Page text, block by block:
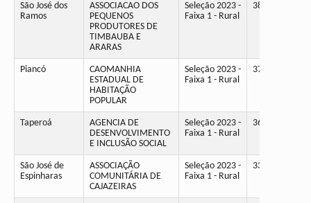
São José dos
Ramos
ASSOCIACAO DOS
PEQUENOS
PRODUTORES DE
TIMBAUBA E
ARARAS
Seleção 2023 -
Faixa 1 - Rural
38
Piancó
CAOMANHIA
ESTADUAL DE
HABITAÇÃO
POPULAR
Seleção 2023 -
Faixa 1 - Rural
37
Taperoá
AGENCIA DE
DESENVOLVIMENTO
E INCLUSÃO SOCIAL
Seleção 2023 -
Faixa 1 - Rural
36
São José de
Espinharas
ASSOCIAÇÃO
COMUNITÁRIA DE
CAJAZEIRAS
Seleção 2023 -
Faixa 1 - Rural
33